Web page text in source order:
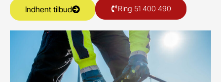
Indhent tilbud Ring 51 400 490